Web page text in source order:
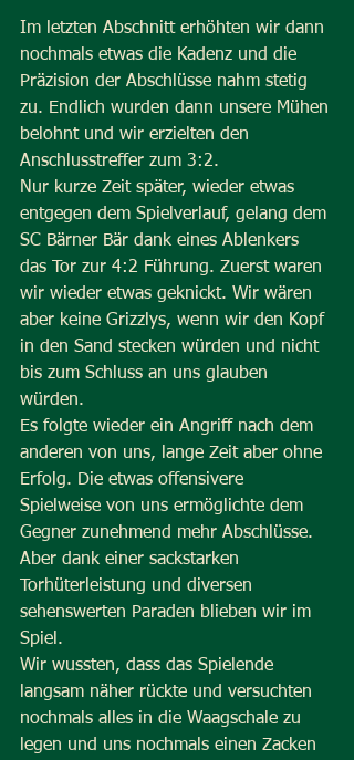
Im letzten Abschnitt erhöhten wir dann
nochmals etwas die Kadenz und die
Präzision der Abschlüsse nahm stetig
zu. Endlich wurden dann unsere Mühen
belohnt und wir erzielten den
Anschlusstreffer zum 3:2.
Nur kurze Zeit später, wieder etwas
entgegen dem Spielverlauf, gelang dem
SC Bärner Bär dank eines Ablenkers
das Tor zur 4:2 Führung. Zuerst waren
wir wieder etwas geknickt. Wir wären
aber keine Grizzlys, wenn wir den Kopf
in den Sand stecken würden und nicht
bis zum Schluss an uns glauben
würden.
Es folgte wieder ein Angriff nach dem
anderen von uns, lange Zeit aber ohne
Erfolg. Die etwas offensivere
Spielweise von uns ermöglichte dem
Gegner zunehmend mehr Abschlüsse.
Aber dank einer sackstarken
Torhüterleistung und diversen
sehenswerten Paraden blieben wir im
Spiel.
Wir wussten, dass das Spielende
langsam näher rückte und versuchten
nochmals alles in die Waagschale zu
legen und uns nochmals einen Zacken